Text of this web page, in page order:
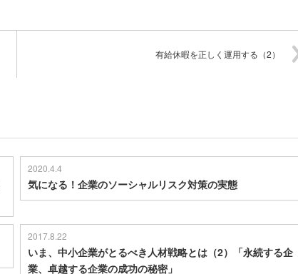
有給休暇を正しく運用する（2）
2020.4.4
気になる！企業のソーシャルリスク対策の実態
2017.8.22
いま、中小企業がとるべき人材戦略とは（2）「永続する企
業、卓越する企業の成功の秘密」